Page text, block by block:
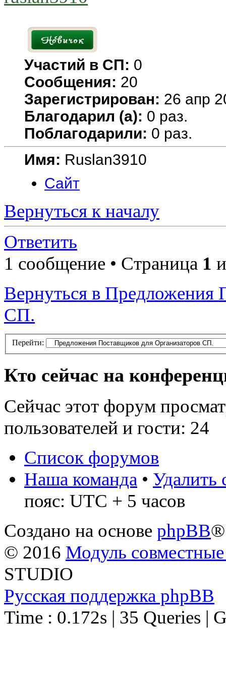
Участий в СП: 0
Сообщения: 20
Зарегистрирован: 26 апр
Благодарил (а): 0 раз.
Поблагодарили: 0 раз.
Имя: Ruslan3910
Сайт
Вернуться к началу
Ответить
1 сообщение • Страница 1
Вернуться в Предложения
СП.
Перейти:
Кто сейчас на
Сейчас этот форум
пользователей и гости: 24
Список форумов
Наша команда • Удалить
пояс: UTC + 5 часов
Создано на основе phpBB®
© 2016 Модуль
STUDIO
Русская поддержка phpBB
Time : 0.172s | 35 Queries |